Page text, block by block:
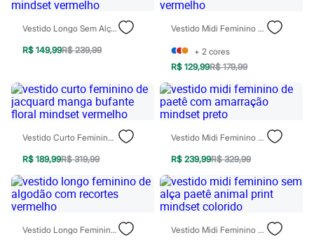
Al Wataniah
Beleza C&A
Boca Rosa
Bruna Tavares
Ciclo
Fran by Franciny Ehlke
Jean Paul Gaultier
Lancôme
Mascavo
Niina Secrets
Océane
Payot
Rabanne
Real Techniques
Vult
Vestido Longo Sem Alça Feminino Com Linho E Fenda Mindset Vermelho
R$ 149,99R$ 239,99
Vestido Midi Feminino Ombro Único Mindset Vermelho
+ 2 cores
R$ 129,99R$ 179,99
Vestido Curto Feminino De Jacquard Manga Bufante Floral Mindset Vermelho
R$ 189,99R$ 319,99
Vestido Midi Feminino De Paetê Com Amarração Mindset Preto
R$ 239,99R$ 329,99
Vestido Longo Feminino De Algodão Com Recortes Vermelho Vestido Midi Feminino Sem Alça Paetê Animal Print Mindset Colorido